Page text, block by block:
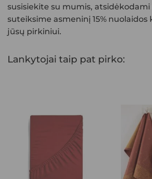
susisiekite su mumis, atsidėkodami
suteiksime asmeninį 15% nuolaidos
jūsų pirkiniui.
Lankytojai taip pat pirko: